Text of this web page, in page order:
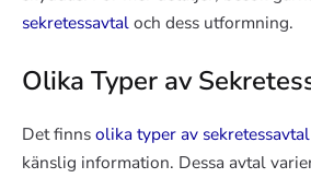
sekretessavtaloch dess utformning.
Olika Typer av
Det finnsolika typer av sekretessavtal
känslig information. Dessa avtal